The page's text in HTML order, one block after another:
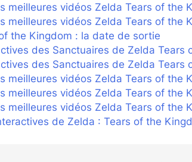
meilleures vidéos Zelda Tears of the
meilleures vidéos Zelda Tears of the
the Kingdom : la date de sortie
des Sanctuaires de Zelda Tears
des Sanctuaires de Zelda Tears
meilleures vidéos Zelda Tears of the
meilleures vidéos Zelda Tears of the
meilleures vidéos Zelda Tears of the
de Zelda : Tears of the